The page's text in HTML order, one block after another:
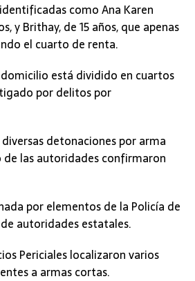
como Ana Karen
y Brithay, de 15 años, que apenas
el cuarto de renta.
está dividido en cuartos
por delitos por
detonaciones por arma
de las autoridades confirmaron
por elementos de la Policía de
autoridades estatales.
Periciales localizaron varios
a armas cortas.